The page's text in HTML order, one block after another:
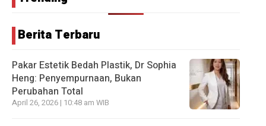
Berita Terbaru
Pakar Estetik Bedah Plastik, Dr Sophia
Heng: Penyempurnaan, Bukan
Perubahan Total
April 26, 2026 | 10:48 am WIB